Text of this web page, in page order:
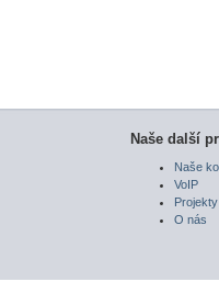
Naše další
Naše
VoIP
Projekty
O nás